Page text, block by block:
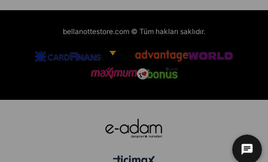
bellanottestore.com © Tüm hakları saklıdır.